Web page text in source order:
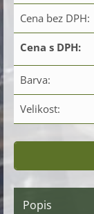
Cena bez DPH:
Cena s DPH:
Barva:
Velikost:
Popis